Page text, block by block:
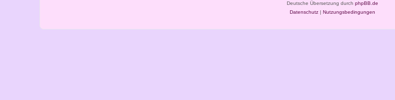
Deutsche Übersetzung durch phpBB.de
Datenschutz| Nutzungsbedingungen